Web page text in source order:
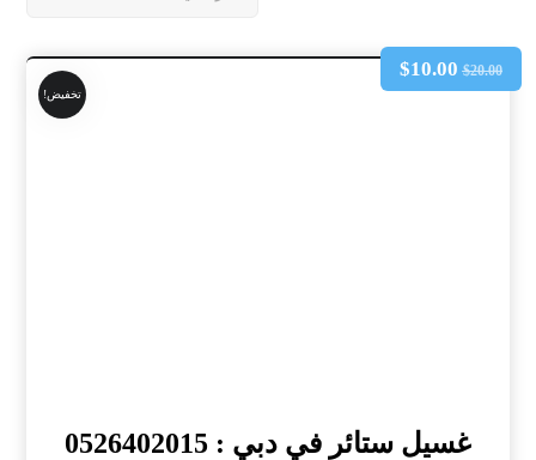
تخفيض!
غسيل ستائر في دبي : 0526402015
$20.00
$10.00